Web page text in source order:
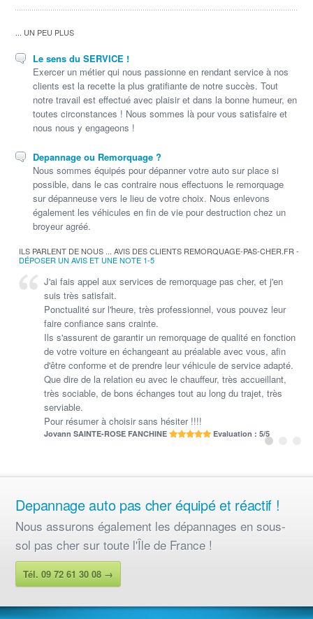
... UN PEU PLUS
Le sens du SERVICE !
Exercer un métier qui nous passionne en rendant service à nos
clients est la recette la plus gratifiante de notre succès. Tout
notre travail est effectué avec plaisir et dans la bonne humeur, en
toutes circonstances ! Nous sommes là pour vous satisfaire et
nous nous y engageons !
Depannage ou Remorquage ?
Nous sommes équipés pour dépanner votre auto sur place si
possible, dans le cas contraire nous effectuons le remorquage
sur dépanneuse vers le lieu de votre choix. Nous enlevons
également les véhicules en fin de vie pour destruction chez un
broyeur agréé.
ILS PARLENT DE NOUS ... AVIS DES CLIENTS REMORQUAGE-PAS-CHER.FR -
DÉPOSER UN AVIS ET UNE NOTE 1-5
J'ai fais appel aux services de remorquage pas cher, et j'en
suis très satisfait.
Ponctualité sur l'heure, très professionnel, vous pouvez leur
faire confiance sans crainte.
Ils s'assurent de garantir un remorquage de qualité en fonction
de votre voiture en échangeant au préalable avec vous, afin
d'être conforme et de prendre leur véhicule de service adapté.
Que dire de la relation eu avec le chauffeur, très accueillant,
très sociable, de bons échanges tout au long du trajet, très
serviable.
Pour résumer à choisir sans hésiter !!!!
Jovann SAINTE-ROSE FANCHINE Evaluation : 5/5
Merci de votre intervention. Vous avez été rapidement efficace
... et rassurant !!!! Au top
SILLA Evaluation : 5/5
Depannage auto pas cher équipé et réactif !
Nous assurons également lesdépannages en sous-
sol pas cher sur toute l'Île de France !
Tél. 09 72 61 30 08 →